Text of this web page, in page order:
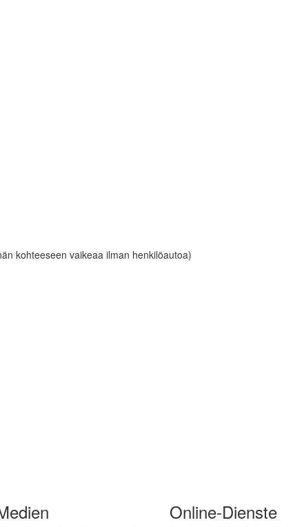
kohteeseen vaikeaa ilman henkilöautoa)
Online-Dienste